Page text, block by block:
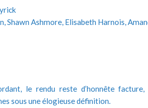
Shawn Ashmore, Elisabeth Harnois,
le rendu reste d’honnête
sous une élogieuse définition.